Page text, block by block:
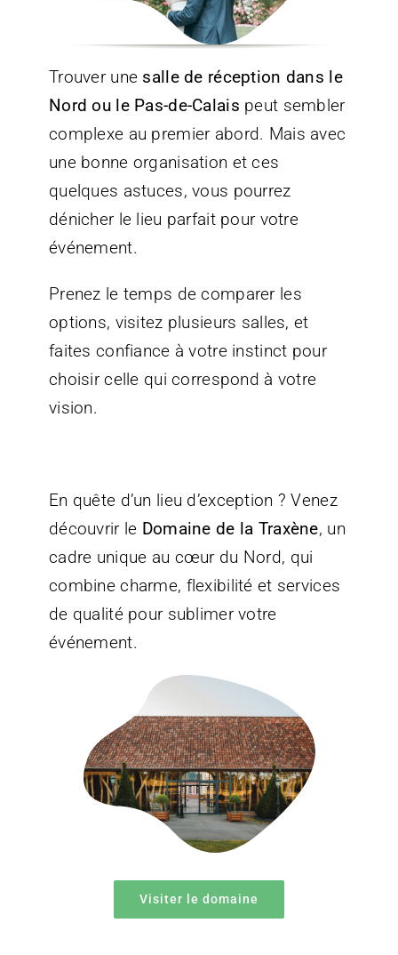
Trouver une salle de réception dans le
Nord ou le Pas-de-Calais peut sembler
complexe au premier abord. Mais avec
une bonne organisation et ces
quelques astuces, vous pourrez
dénicher le lieu parfait pour votre
événement.
Prenez le temps de comparer les
options, visitez plusieurs salles, et
faites confiance à votre instinct pour
choisir celle qui correspond à votre
vision.
En quête d’un lieu d’exception ? Venez
découvrir le Domaine de la Traxène, un
cadre unique au cœur du Nord, qui
combine charme, flexibilité et services
de qualité pour sublimer votre
événement.
Visiter le domaine